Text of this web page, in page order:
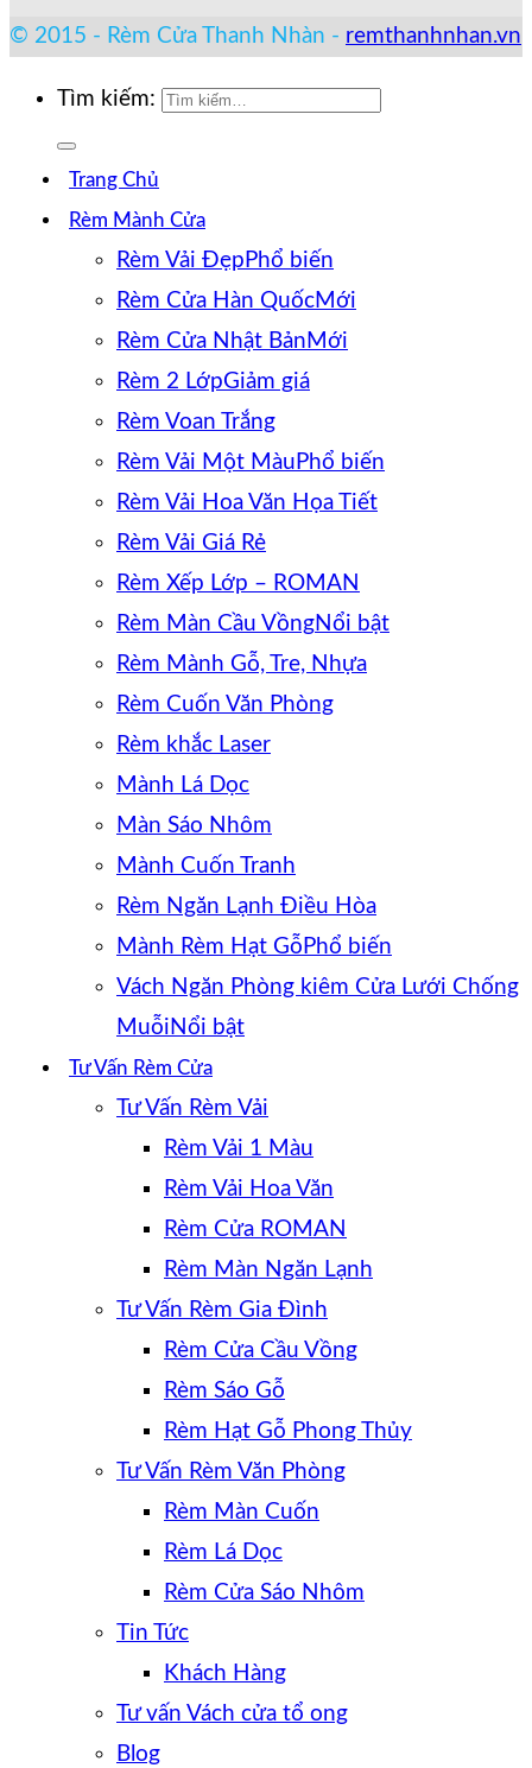
© 2015 - Rèm Cửa Thanh Nhàn - remthanhnhan.vn
Tìm kiếm:
Trang Chủ
Rèm Mành Cửa
Rèm Vải Đẹp
Rèm Cửa Hàn Quốc
Rèm Cửa Nhật Bản
Rèm 2 Lớp
Rèm Voan Trắng
Rèm Vải Một Màu
Rèm Vải Hoa Văn Họa Tiết
Rèm Vải Giá Rẻ
Rèm Xếp Lớp – ROMAN
Rèm Màn Cầu Vồng
Rèm Mành Gỗ, Tre, Nhựa
Rèm Cuốn Văn Phòng
Rèm khắc Laser
Mành Lá Dọc
Màn Sáo Nhôm
Mành Cuốn Tranh
Rèm Ngăn Lạnh Điều Hòa
Mành Rèm Hạt Gỗ
Vách Ngăn Phòng kiêm Cửa Lưới Chống
Muỗi
Tư Vấn Rèm Cửa
Tư Vấn Rèm Vải
Rèm Vải 1 Màu
Rèm Vải Hoa Văn
Rèm Cửa ROMAN
Rèm Màn Ngăn Lạnh
Tư Vấn Rèm Gia Đình
Rèm Cửa Cầu Vồng
Rèm Sáo Gỗ
Rèm Hạt Gỗ Phong Thủy
Tư Vấn Rèm Văn Phòng
Rèm Màn Cuốn
Rèm Lá Dọc
Rèm Cửa Sáo Nhôm
Tin Tức
Khách Hàng
Tư vấn Vách cửa tổ ong
Blog